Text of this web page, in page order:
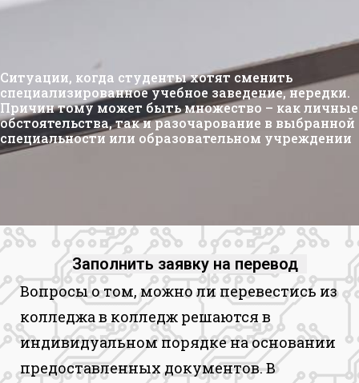
Ситуации, когда студенты хотят сменить
специализированное учебное заведение, нередки.
Причин тому может быть множество – как личные
обстоятельства, так и разочарование в выбранной
специальности или образовательном учреждении
Заполнить заявку на перевод
Вопросы о том, можно ли перевестись из
колледжа в колледж решаются в
индивидуальном порядке на основании
предоставленных документов. В